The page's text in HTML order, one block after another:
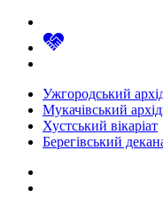
Ужгородський
Мукачівський
Хустський вікаріат
Берегівський